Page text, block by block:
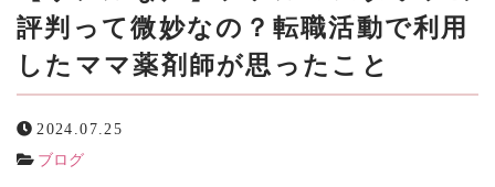
よくある質問
お客様の声
ビフォーアフター
評判って微妙なの？転職活動で利用
したママ薬剤師が思ったこと
2024.07.25
ブログ